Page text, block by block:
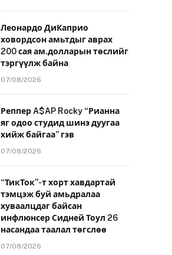
Леонардо ДиКаприо
ховордсон амьтдыг аврах
200 сая ам.долларын төслийг
тэргүүлж байна
07/08/2026
Реппер A$AP Rocky “Рианна
яг одоо студид шинэ дуугаа
хийж байгаа” гэв
07/08/2026
“ТикТок”-т хорт хавдартай
тэмцэж буй амьдралаа
хуваалцдаг байсан
инфлюнсер Сидней Тоул 26
насандаа таалал төгслөө
07/08/2026